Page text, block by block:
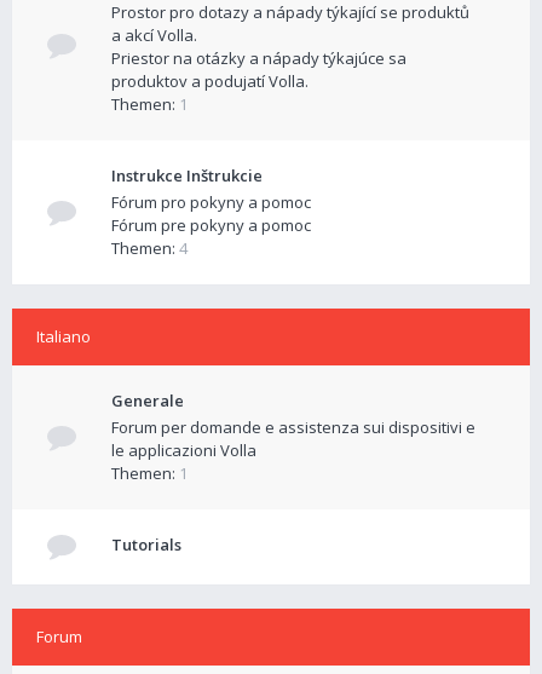
Prostor pro dotazy a nápady týkající se produktů
a akcí Volla.
Priestor na otázky a nápady týkajúce sa
produktov a podujatí Volla.
Themen: 1
Instrukce Inštrukcie
Fórum pro pokyny a pomoc
Fórum pre pokyny a pomoc
Themen: 4
Italiano
Generale
Forum per domande e assistenza sui dispositivi e
le applicazioni Volla
Themen: 1
Tutorials
Forum